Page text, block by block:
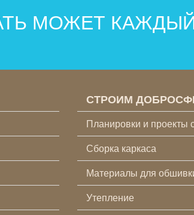
МОЖЕТ
СТРОИМ
Планировки и проекты
Сборка каркаса
Материалы для
Утепление